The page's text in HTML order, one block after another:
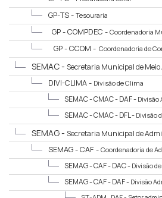
GP-TS - Tesouraria
GP - COMPDEC - Coordenadoria
Civil (COMPDEC)GP - CCOM - Coordenadoria de
SEMAC - Secretaria Municipal de Meio
DIVI-CLIMA - Divisão de Clima
SEMAC - CMAC - DAF - Divisão
SEMAC - CMAC - DFL - Divisão
SEMAG - Secretaria Municipal de
SEMAG - CAF - Coordenadoria de
SEMAG - CAF - DAC - Divisão
SEMAG - CAF - DAF - Divisão